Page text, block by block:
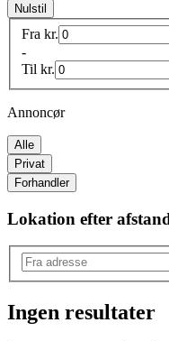
Nulstil
Fra kr.
-
Til kr.
Annoncør
Alle
Privat
Forhandler
Lokation efter
Ingen resultater